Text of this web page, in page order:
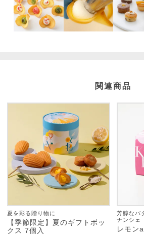
関連商品
夏を彩る贈り物に
【季節限定】夏のギフトボッ
クス 7個入
芳醇なバ
ナンシェ
レモン